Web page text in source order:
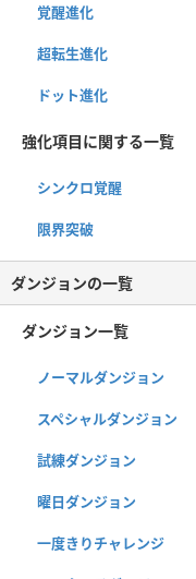
覚醒進化
超転生進化
ドット進化
強化項目に関する一覧
シンクロ覚醒
限界突破
ダンジョンの一覧
ダンジョン一覧
ノーマルダンジョン
スペシャルダンジョン
試練ダンジョン
曜日ダンジョン
一度きりチャレンジ